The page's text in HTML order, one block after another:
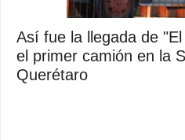
Así fue la llegada de
el primer camión en la
Querétaro